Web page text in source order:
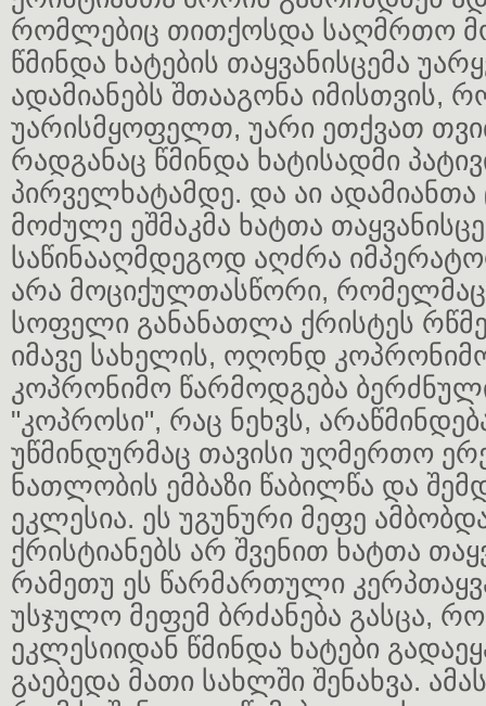
რომლებიც თითქოსდა საღმრთო
წმინდა ხატების თაყვანისცემა
ადამიანებს შთააგონა იმისთვის,
უარისმყოფელთ, უარი ეთქვათ
რადგანაც წმინდა ხატისადმი
პირველხატამდე. და აი ადამიანთა
მოძულე ეშმაკმა ხატთა
საწინააღმდეგოდ აღძრა
არა მოციქულთასწორი,
სოფელი განანათლა ქრისტეს
იმავე სახელის, ოღონდ
კოპრონიმო წარმოდგება
"კოპროსი", რაც ნეხვს,
უწმინდურმაც თავისი უღმერთო
ნათლობის ემბაზი წაბილწა და
ეკლესია. ეს უგუნური მეფე
ქრისტიანებს არ შვენით ხატთა
რამეთუ ეს წარმართული
უსჯულო მეფემ ბრძანება გასცა,
ეკლესიიდან წმინდა ხატები
გაებედა მათი სახლში შენახვა.